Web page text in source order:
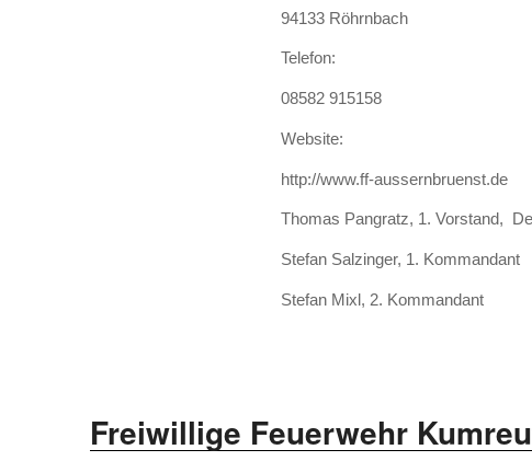
94133 Röhrnbach
Telefon:
08582 915158
Website:
http://www.ff-aussernbruenst.de
Thomas Pangratz, 1. Vorstand,
Stefan Salzinger, 1. Kommandant
Stefan Mixl, 2. Kommandant
Freiwillige Feuerwehr